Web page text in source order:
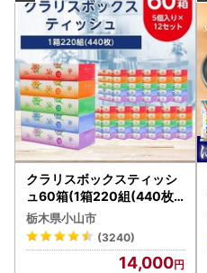
クラリスボックスティッシ
ュ60箱(1箱220組(440枚))
(5個入り×12セット)【配送
不可地域：離島・沖縄県】
【1256759】
栃木県小山市
(3240)
14,000